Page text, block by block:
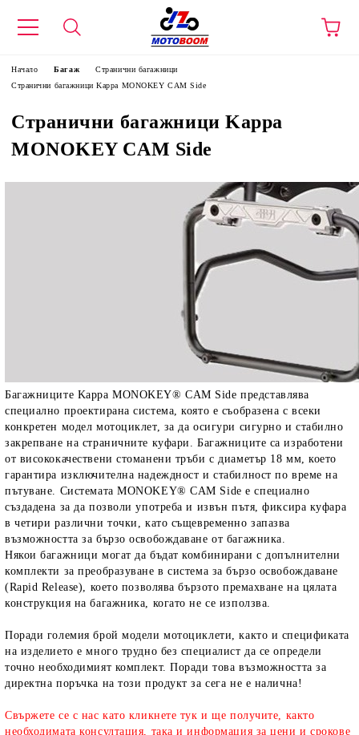
Начало Багаж
Странични багажници
Странични багажници Kappa MONOKEY CAM Side
Странични багажници Kappa
MONOKEY CAM Side
Багажниците Kappa MONOKEY® CAM Side представлява
специално проектирана система, която е съобразена с всеки
конкретен модел мотоциклет, за да осигури сигурно и стабилно
закрепване на страничните куфари. Багажниците са изработени
от висококачествени стоманени тръби с диаметър 18 мм, което
гарантира изключителна надеждност и стабилност по време на
пътуване. Системата MONOKEY® CAM Side е специално
създадена за да позволи употреба и извън пътя, фиксира куфара
в четири различни точки, като същевременно запазва
възможността за бързо освобождаване от багажника.
Някои багажници могат да бъдат комбинирани с допълнителни
комплекти за преобразуване в система за бързо освобождаване
(Rapid Release), което позволява бързото премахване на цялата
конструкция на багажника, когато не се използва.
Поради големия брой модели мотоциклети, както и спецификата
на изделието е много трудно без специалист да се определи
точно необходимият комплект. Поради това възможността за
директна поръчка на този продукт за сега не е налична!
Свържете се с нас като кликнете тук и ще получите, както
необходимата консултация, така и информация за цени и срокове